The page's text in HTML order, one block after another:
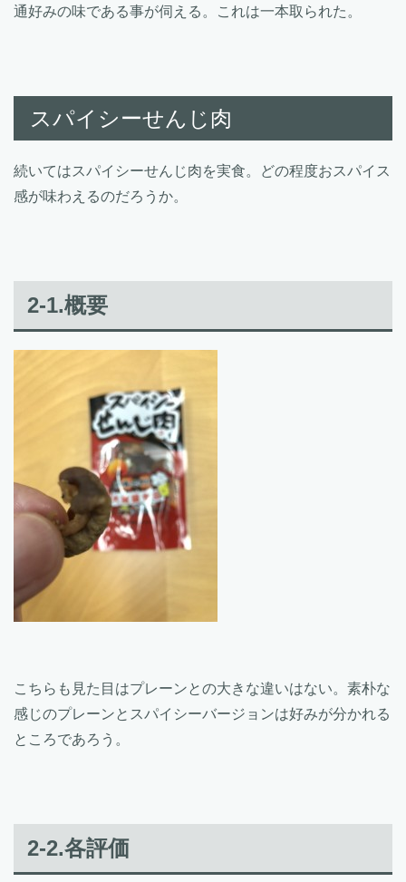
通好みの味である事が伺える。これは一本取られた。
スパイシーせんじ肉
続いてはスパイシーせんじ肉を実食。どの程度おスパイス
感が味わえるのだろうか。
2-1.概要
こちらも見た目はプレーンとの大きな違いはない。素朴な
感じのプレーンとスパイシーバージョンは好みが分かれる
ところであろう。
2-2.各評価